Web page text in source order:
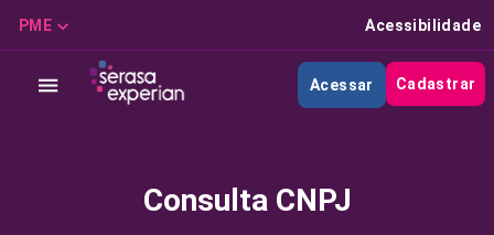
PME Acessibilidade
Acessar Cadastrar
Consulta CNPJ